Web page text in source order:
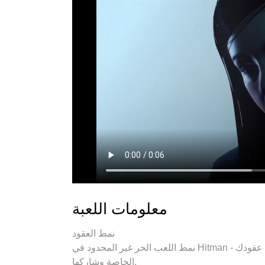
معلومات اللعبة
نمط العقود
نمط اللعب الحر غير المحدود في Hitman - خُض غمار عقود من تصميم لاعبين آخرين حول العالم، أو أنشئ عقودك
الخاصة وشاركها.